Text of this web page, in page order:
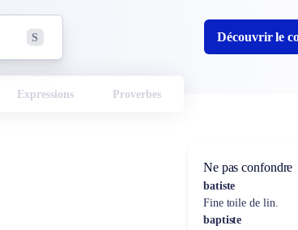
S Découvrir le
Expressions Proverbes
Ne pas confondre
batiste
Fine toile de lin.
baptiste